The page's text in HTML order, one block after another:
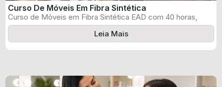
Curso De Móveis Em Fibra Sintética
Curso de Móveis em Fibra Sintética EAD com 40 horas,
certificado informado pelo ...
Leia Mais